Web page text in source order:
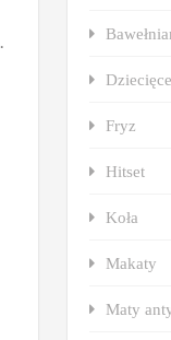
Dziecięce
Fryz
Hitset
Koła
Makaty
Maty